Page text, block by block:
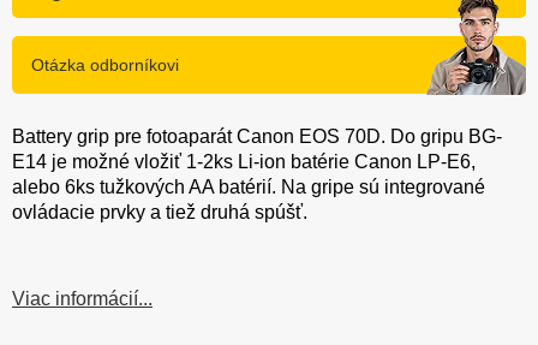
Otázka odborníkovi
Battery grip pre fotoaparát Canon EOS 70D. Do gripu BG-
E14 je možné vložiť 1-2ks Li-ion batérie Canon LP-E6,
alebo 6ks tužkových AA batérií. Na gripe sú integrované
ovládacie prvky a tiež druhá spúšť.
Viac informácií...